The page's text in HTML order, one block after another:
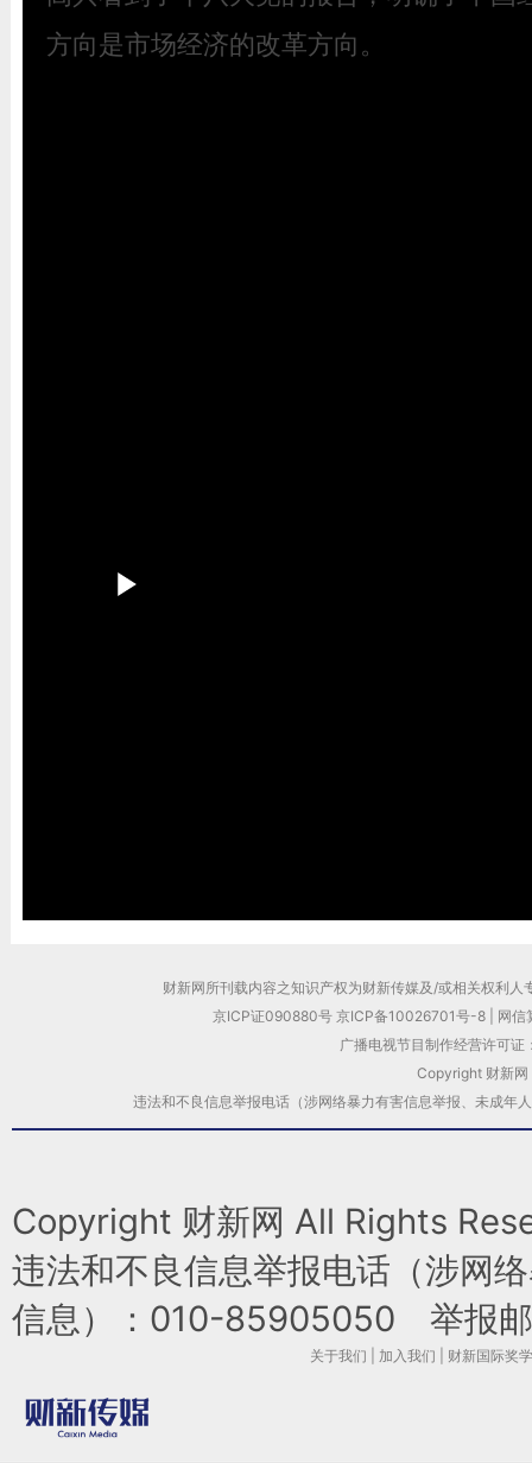
方向是市场经济的改革方向。
财新网所刊载内容之知识产权为财新传媒及/或相关权利
京ICP证090880号 京ICP备10026701号-8
网信
广播电视节目制作经营许可证
Copyright 财新网
违法和不良信息举报电话（涉网络暴力有害信息举报、未成
Copyright 财新网 All Rights
违法和不良信息举报电话（涉网
信息）：010-85905050 举报
关于我们 加入我们 财新国际奖